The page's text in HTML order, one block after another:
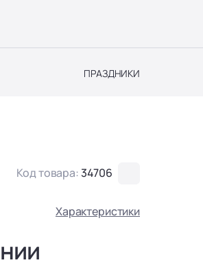
ПРАЗДНИКИ
Код товара:34706
Характеристики